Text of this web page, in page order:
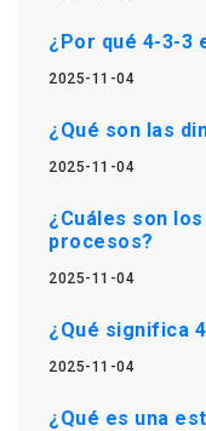
¿Por qué 4-3-3
2025-11-04
¿Qué son las
2025-11-04
¿Cuáles son
procesos?
2025-11-04
¿Qué significa
2025-11-04
¿Qué es una